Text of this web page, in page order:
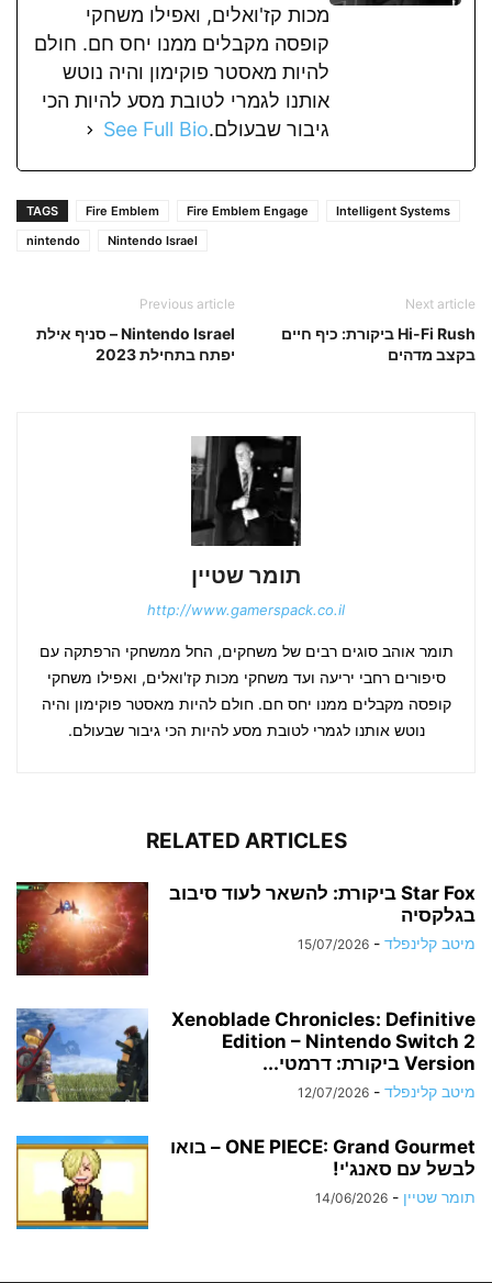
מכות קז'ואלים, ואפילו משחקי
קופסה מקבלים ממנו יחס חם. חולם
להיות מאסטר פוקימון והיה נוטש
אותנו לגמרי לטובת מסע להיות הכי
גיבור שבעולם.See Full Bio
TAGS Fire Emblem Fire Emblem Engage
Intelligent Systems
nintendo
Nintendo Israel
Previous article
Nintendo Israel – סניף אילת
יפתח בתחילת 2023
Next article
Hi-Fi Rush ביקורת: כיף חיים
בקצב מדהים
תומר שטיין
http://www.gamerspack.co.il
תומר אוהב סוגים רבים של משחקים, החל ממשחקי הרפתקה עם
סיפורים רחבי יריעה ועד משחקי מכות קז'ואלים, ואפילו משחקי
קופסה מקבלים ממנו יחס חם. חולם להיות מאסטר פוקימון והיה
נוטש אותנו לגמרי לטובת מסע להיות הכי גיבור שבעולם.
RELATED ARTICLES
Star Fox ביקורת: להשאר לעוד סיבוב
בגלקסיה
מיטב קלינפלד -
15/07/2026
Xenoblade Chronicles: Definitive
Edition – Nintendo Switch 2
Version ביקורת: דרמטי...
מיטב קלינפלד -
12/07/2026
ONE PIECE: Grand Gourmet – בואו
לבשל עם סאנג'י!
תומר שטיין -
14/06/2026